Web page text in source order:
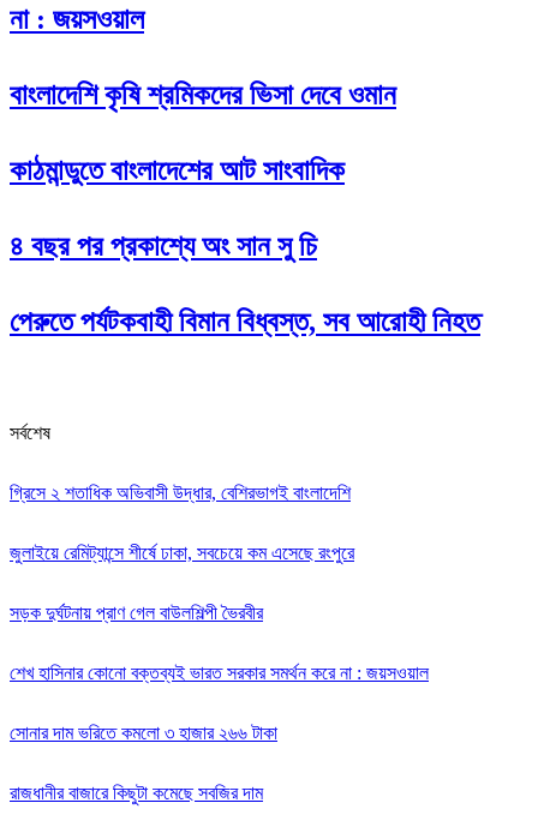
না : জয়সওয়াল
বাংলাদেশি কৃষি শ্রমিকদের ভিসা দেবে ওমান
কাঠমান্ডুতে বাংলাদেশের আট সাংবাদিক
৪ বছর পর প্রকাশ্যে অং সান সু চি
পেরুতে পর্যটকবাহী বিমান বিধ্বস্ত, সব আরোহী নিহত
সর্বশেষ
গ্রিসে ২ শতাধিক অভিবাসী উদ্ধার, বেশিরভাগই বাংলাদেশি
জুলাইয়ে রেমিট্যান্সে শীর্ষে ঢাকা, সবচেয়ে কম এসেছে রংপুরে
সড়ক দুর্ঘটনায় প্রাণ গেল বাউলশিল্পী ভৈরবীর
‌শেখ হাসিনার কোনো বক্তব্যই ভারত সরকার সমর্থন করে না : জয়সওয়াল
সোনার দাম ভরিতে কমলো ৩ হাজার ২৬৬ টাকা
রাজধানীর বাজারে কিছুটা কমেছে সবজির দাম